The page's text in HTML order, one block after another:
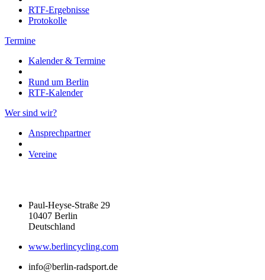
RTF-Ergebnisse
Protokolle
Termine
Kalender & Termine
Rund um Berlin
RTF-Kalender
Wer sind wir?
Ansprechpartner
Vereine
Paul-Heyse-Straße 29
10407 Berlin
Deutschland
www.berlincycling.com
info@berlin-radsport.de